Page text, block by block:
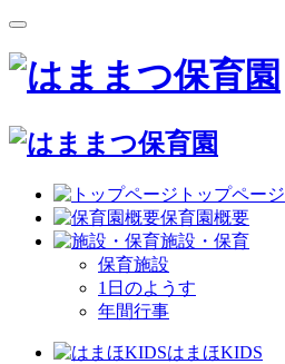
トップページ
保育園概要
施設・保育
保育施設
1日のようす
年間行事
はまほKIDS